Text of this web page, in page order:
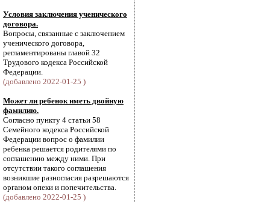
Условия заключения ученического
договора.
Вопросы, связанные с заключением
ученического договора,
регламентированы главой 32
Трудового кодекса Российской
Федерации.
(добавлено 2022-01-25 )
Может ли ребенок иметь двойную
фамилию.
Согласно пункту 4 статьи 58
Семейного кодекса Российской
Федерации вопрос о фамилии
ребенка решается родителями по
соглашению между ними. При
отсутствии такого соглашения
возникшие разногласия разрешаются
органом опеки и попечительства.
(добавлено 2022-01-25 )